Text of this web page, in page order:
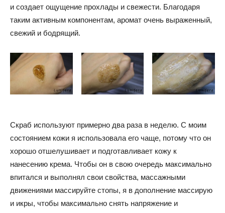
и создает ощущение прохлады и свежести. Благодаря
таким активным компонентам, аромат очень выраженный,
свежий и бодрящий.
Скраб используют примерно два раза в неделю. С моим
состоянием кожи я использовала его чаще, потому что он
хорошо отшелушивает и подготавливает кожу к
нанесению крема. Чтобы он в свою очередь максимально
впитался и выполнял свои свойства, массажными
движениями массируйте стопы, я в дополнение массирую
и икры, чтобы максимально снять напряжение и